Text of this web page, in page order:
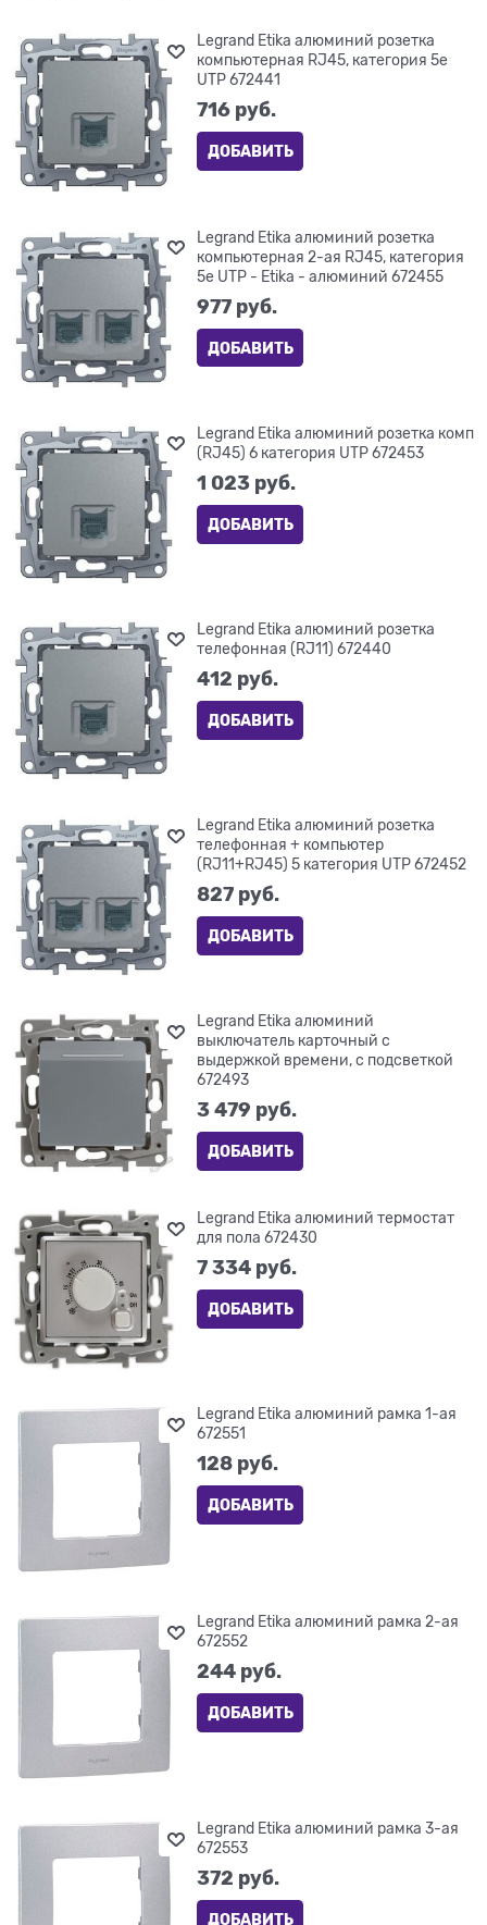
Legrand Etika алюминий розетка
компьютерная RJ45, категория 5е
UTP 672441
716 руб.
ДОБАВИТЬ
Legrand Etika алюминий розетка
компьютерная 2-ая RJ45, категория
5е UTP - Etika - алюминий 672455
977 руб.
ДОБАВИТЬ
Legrand Etika алюминий розетка комп
(RJ45) 6 категория UTP 672453
1 023 руб.
ДОБАВИТЬ
Legrand Etika алюминий розетка
телефонная (RJ11) 672440
412 руб.
ДОБАВИТЬ
Legrand Etika алюминий розетка
телефонная + компьютер
(RJ11+RJ45) 5 категория UTP 672452
827 руб.
ДОБАВИТЬ
Legrand Etika алюминий
выключатель карточный с
выдержкой времени, с подсветкой
672493
3 479 руб.
ДОБАВИТЬ
Legrand Etika алюминий термостат
для пола 672430
7 334 руб.
ДОБАВИТЬ
Legrand Etika алюминий рамка 1-ая
672551
128 руб.
ДОБАВИТЬ
Legrand Etika алюминий рамка 2-ая
672552
244 руб.
ДОБАВИТЬ
Legrand Etika алюминий рамка 3-ая
672553
372 руб.
ДОБАВИТЬ